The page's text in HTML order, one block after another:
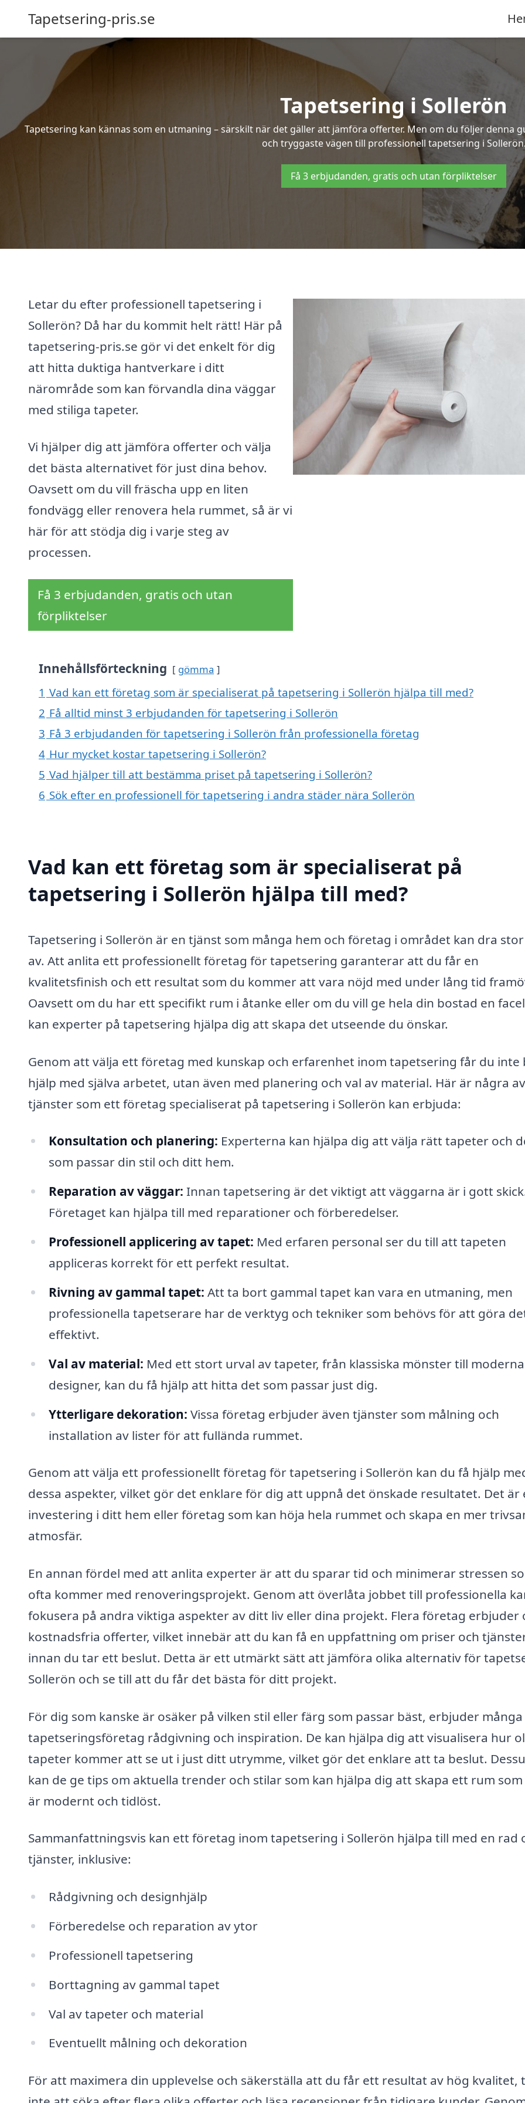
Tapetsering-pris.se
Tapetsering i Sollerön
Tapetsering kan kännas som en utmaning – särskilt när det gäller att jämföra offerter. Men om du följer denna
och tryggaste vägen till professionell tapetsering i
Få 3 erbjudanden, gratis och utan förpliktelser
Letar du efter professionell tapetsering i
Sollerön? Då har du kommit helt rätt! Här på
tapetsering-pris.se gör vi det enkelt för dig
att hitta duktiga hantverkare i ditt
närområde som kan förvandla dina väggar
med stiliga tapeter.
Vi hjälper dig att jämföra offerter och välja
det bästa alternativet för just dina behov.
Oavsett om du vill fräscha upp en liten
fondvägg eller renovera hela rummet, så är vi
här för att stödja dig i varje steg av
processen.
Få 3 erbjudanden, gratis och utan
förpliktelser
Innehållsförteckning gömma
1 Vad kan ett företag som är specialiserat på tapetsering i Sollerön hjälpa till med?
2 Få alltid minst 3 erbjudanden för tapetsering i Sollerön
3 Få 3 erbjudanden för tapetsering i Sollerön från professionella företag
4 Hur mycket kostar tapetsering i Sollerön?
5 Vad hjälper till att bestämma priset på tapetsering i Sollerön?
6 Sök efter en professionell för tapetsering i andra städer nära Sollerön
Vad kan ett företag som är specialiserat på
tapetsering i Sollerön hjälpa till med?
Tapetsering i Sollerön är en tjänst som många hem och företag i området kan dra
av. Att anlita ett professionellt företag för tapetsering garanterar att du får en
kvalitetsfinish och ett resultat som du kommer att vara nöjd med under lång tid
Oavsett om du har ett specifikt rum i åtanke eller om du vill ge hela din bostad en
kan experter på tapetsering hjälpa dig att skapa det utseende du önskar.
Genom att välja ett företag med kunskap och erfarenhet inom tapetsering får du inte
hjälp med själva arbetet, utan även med planering och val av material. Här är några
tjänster som ett företag specialiserat på tapetsering i Sollerön kan erbjuda:
Konsultation och planering: Experterna kan hjälpa dig att välja rätt tapeter och
som passar din stil och ditt hem.
Reparation av väggar: Innan tapetsering är det viktigt att väggarna är i gott
Företaget kan hjälpa till med reparationer och förberedelser.
Professionell applicering av tapet: Med erfaren personal ser du till att tapeten
appliceras korrekt för ett perfekt resultat.
Rivning av gammal tapet: Att ta bort gammal tapet kan vara en utmaning, men
professionella tapetserare har de verktyg och tekniker som behövs för att göra
effektivt.
Val av material: Med ett stort urval av tapeter, från klassiska mönster till moderna
designer, kan du få hjälp att hitta det som passar just dig.
Ytterligare dekoration: Vissa företag erbjuder även tjänster som målning och
installation av lister för att fullända rummet.
Genom att välja ett professionellt företag för tapetsering i Sollerön kan du få hjälp
dessa aspekter, vilket gör det enklare för dig att uppnå det önskade resultatet. Det är
investering i ditt hem eller företag som kan höja hela rummet och skapa en mer
atmosfär.
En annan fördel med att anlita experter är att du sparar tid och minimerar stressen
ofta kommer med renoveringsprojekt. Genom att överlåta jobbet till professionella
fokusera på andra viktiga aspekter av ditt liv eller dina projekt. Flera företag erbjuder
kostnadsfria offerter, vilket innebär att du kan få en uppfattning om priser och
innan du tar ett beslut. Detta är ett utmärkt sätt att jämföra olika alternativ för
Sollerön och se till att du får det bästa för ditt projekt.
För dig som kanske är osäker på vilken stil eller färg som passar bäst, erbjuder många
tapetseringsföretag rådgivning och inspiration. De kan hjälpa dig att visualisera hur
tapeter kommer att se ut i just ditt utrymme, vilket gör det enklare att ta beslut.
kan de ge tips om aktuella trender och stilar som kan hjälpa dig att skapa ett rum
är modernt och tidlöst.
Sammanfattningsvis kan ett företag inom tapetsering i Sollerön hjälpa till med en rad
tjänster, inklusive:
Rådgivning och designhjälp
Förberedelse och reparation av ytor
Professionell tapetsering
Borttagning av gammal tapet
Val av tapeter och material
Eventuellt målning och dekoration
För att maximera din upplevelse och säkerställa att du får ett resultat av hög kvalitet,